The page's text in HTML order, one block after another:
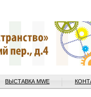
ВЫСТАВКА MWE